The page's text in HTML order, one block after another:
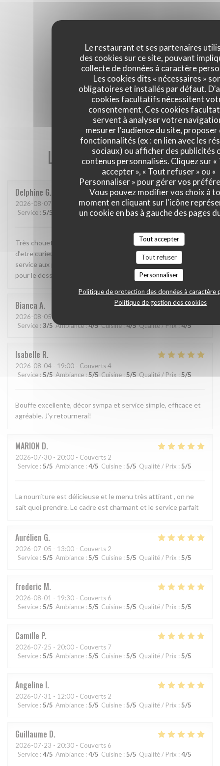
Le restaurant et ses partenaires
des cookies sur ce site, pouvant
collecte de données à caractère
Les cookies dits « nécessaires »
obligatoires et installés par défaut.
cookies facultatifs nécessitent
consentement. Ces cookies
servent à analyser votre
mesurer l'audience du site, proposer
fonctionnalités (ex : en lien avec les
sociaux) ou afficher des publicités
contenus personnalisés. Cliquez sur «
accepter », « Tout refuser » ou «
Personnaliser » pour gérer vos
Vous pouvez modifier vos choix à
moment en cliquant sur l'icône
un cookie en bas à gauche des pages
Tout accepter
Tout refuser
Personnaliser
Politique de protection des données à caractère
Politique de gestion des cookies
Les avis de nos clients
Delphine G
2026-08-07 - 20:00 - Couverts 4
Service : 5/5 Ambiance: 4/5 Cuisine: 5/5 Qualité / Prix:5/5
Très chouette formule avec 2 tailles de plats ce qui permet
d’etre curieux sans trop manger. Plats fins, savoureux, et
service aux petits soins. On reviendra (encore) notamment
pour le dessert signature !
Bianca A
2026-08-05- 20:00 - Couverts 2
Service : 3/5 Ambiance:4/5 Cuisine:4/5 Qualité / Prix:4/5
Isabelle R
2026-08-04 - 19:00 - Couverts 4
Service : 5/5 Ambiance : 5/5 Cuisine : 5/5 Qualité / Prix : 5/5
Bouffe excellente, décor sympa et service simple, efficace et
agréable. J’y retournerai!
MARION D
2026-07-30 - 20:00 - Couverts 2
Service : 5/5 Ambiance : 4/5 Cuisine : 5/5 Qualité / Prix : 5/5
La nourriture est délicieuse et le menu très attirant , on ne
sait quoi prendre. Le cadre est charmant et le service parfait
Aurélien G
2026-07-05 - 13:00 - Couverts 2
Service : 5/5 Ambiance : 5/5 Cuisine : 5/5 Qualité / Prix : 5/5
frederic M
2026-08-01 - 19:30 - Couverts 6
Service : 5/5 Ambiance : 5/5 Cuisine : 5/5 Qualité / Prix : 5/5
Camille P
2026-07-25 - 20:00 - Couverts 7
Service : 5/5 Ambiance : 5/5 Cuisine : 5/5 Qualité / Prix : 5/5
Angeline I
2026-07-31 - 12:00 - Couverts 2
Service : 5/5 Ambiance : 5/5 Cuisine : 5/5 Qualité / Prix : 5/5
Guillaume D
2026-07-23 - 20:30 - Couverts 6
Service : 4/5 Ambiance : 4/5 Cuisine : 5/5 Qualité / Prix : 4/5